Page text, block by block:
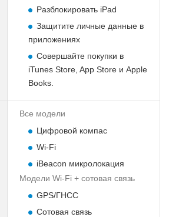
Разблокировать iPad
Защитите личные данные в
приложениях
Совершайте покупки в
iTunes Store, App Store и Apple
Books.
Все модели
Цифровой компас
Wi-Fi
iBeacon микролокация
Модели Wi-Fi + сотовая связь
GPS/ГНСС
Сотовая связь